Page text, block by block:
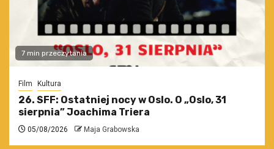
7 min przeczytania
Film Kultura
26. SFF: Ostatniej nocy w Oslo. O „Oslo, 31
sierpnia” Joachima Triera
05/08/2026 Maja Grabowska